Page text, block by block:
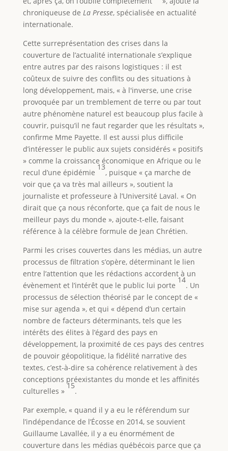
chroniqueuse de La Presse, spécialisée en actualité
internationale.
Cette surreprésentation des crises dans la
couverture de l’actualité internationale s’explique
entre autres par des raisons logistiques : il est
coûteux de suivre des conflits ou des situations à
long développement, mais, « à l'inverse, une crise
provoquée par un tremblement de terre ou par tout
autre phénomène naturel est beaucoup plus facile à
couvrir, puisqu’il ne faut regarder que les résultats »,
confirme Mme Payette. Il est aussi plus difficile
d’intéresser le public aux sujets considérés « positifs
» comme la croissance économique en Afrique ou le
recul d’une épidémie
13
, puisque « ça marche de
voir que ça va très mal ailleurs », soutient la
journaliste et professeure à l’Université Laval. « On
dirait que ça nous réconforte, que ça fait de nous le
meilleur pays du monde », ajoute-t-elle, faisant
référence à la célèbre formule de Jean Chrétien.
Parmi les crises couvertes dans les médias, un autre
processus de filtration s’opère, déterminant le lien
entre l’attention que les rédactions accordent à un
évènement et l’intérêt que le public lui porte
14
. Un
processus de sélection théorisé par le concept de «
mise sur agenda », et qui « dépend d’un certain
nombre de facteurs déterminants, tels que les
intérêts des élites à l’égard des pays en
développement, la proximité de ces pays des centres
de pouvoir géopolitique, la fidélité narrative des
textes, c’est-à-dire sa cohérence relativement à des
conceptions préexistantes du monde et les affinités
culturelles »
15
.
Par exemple, « quand il y a eu le référendum sur
l’indépendance de l’Écosse en 2014, se souvient
Guillaume Lavallée, il y a eu énormément de
couverture dans les médias québécois parce que ça